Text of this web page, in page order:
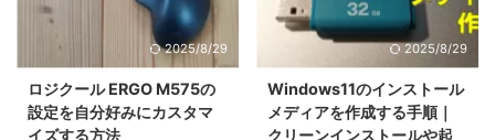
2025/8/29
ロジクール ERGO M575の
設定を自分好みにカスタマ
イズする方法
2025/8/29
Windows11のインストール
メディアを作成する手順｜
クリーンインストールや起